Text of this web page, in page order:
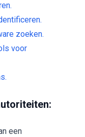
zoeken.
voor
een